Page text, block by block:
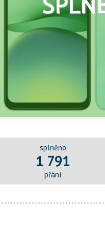
splněno
1 791
přání